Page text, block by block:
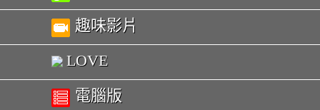
趣味影片
LOVE
電腦版